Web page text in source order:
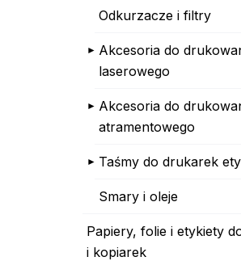
Odkurzacze i filtry
Akcesoria do
laserowego
Akcesoria do
atramentowego
Taśmy do drukarek
Smary i oleje
Papiery, folie i etykiety
i kopiarek